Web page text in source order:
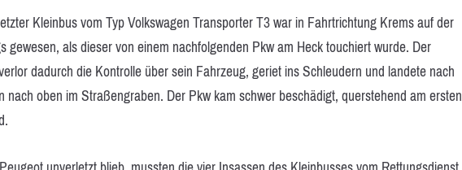
Kleinbus vom Typ Volkswagen Transporter T3 war in Fahrtrichtung Krems auf der
gewesen, als dieser von einem nachfolgenden Pkw am Heck touchiert wurde. Der
dadurch die Kontrolle über sein Fahrzeug, geriet ins Schleudern und landete nach
nach oben im Straßengraben. Der Pkw kam schwer beschädigt, querstehend am ersten